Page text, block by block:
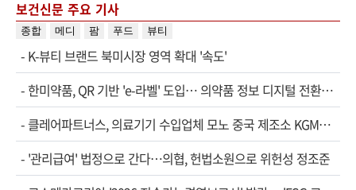
보건신문 주요 기사
종합 메디 팜 푸드 뷰티
- K-뷰티 브랜드 북미시장 영역 확대 '속도'
- 한미약품, QR 기반 'e-라벨' 도입… 의약품 정보 디지털 전환…
- 클레어파트너스, 의료기기 수입업체 모노 중국 제조소 KGM…
- '관리급여' 법정으로 간다…의협, 헌법소원으로 위헌성 정조준